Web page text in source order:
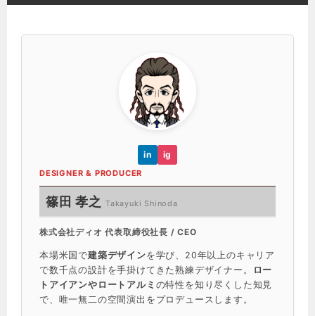
in ig
DESIGNER & PRODUCER
篠田 孝之 Takayuki Shinoda
株式会社ディオ 代表取締役社長 / CEO
本場米国で建築デザインを学び、20年以上のキャリア
で数千点の設計を手掛けてきた熟練デザイナー。
ロー
トアイアンやロートアルミ の特性を知り尽くした知見
で、唯一無二の空間演出をプロデュースします。